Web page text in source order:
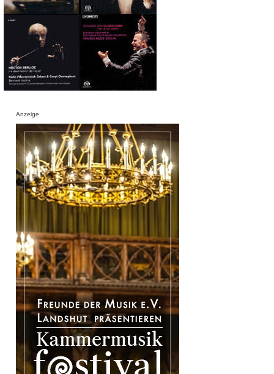
Anzeige